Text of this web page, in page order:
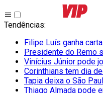
Tendências:
Filipe Luís ganha
Presidente do Remo
Vinícius Júnior pode
Corinthians tem dia
Tapia deixa o São
Thiago Almada pode